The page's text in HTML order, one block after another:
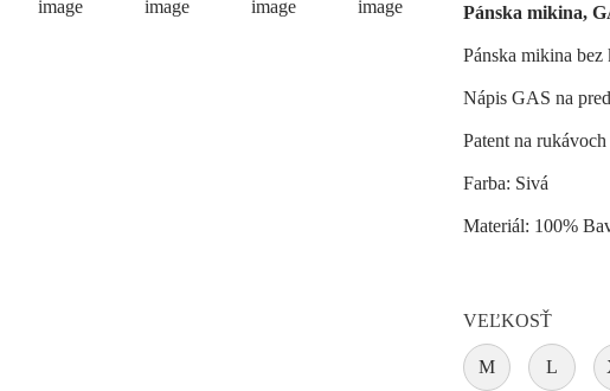
Pánska mikina,
Pánska mikina bez
Nápis GAS na
Patent na rukávoch
Farba: Sivá
Materiál: 100%
VEĽKOSŤ
M L